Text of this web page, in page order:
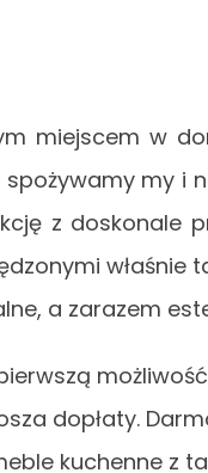
miejscem w
my i
z doskonale
a zarazem
dopłaty.
kuchenne z